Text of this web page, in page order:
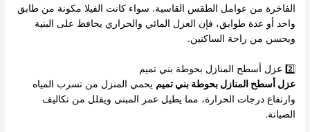
الفاخرة من عوامل الطقس القاسية. سواء كانت الفيلا مكونة من طابق
واحد أو عدة طوابق، فإن العزل المائي والحراري يحافظ على البنية
ويحسن من راحة الساكنين.
2️⃣ عزل أسطح المنازل بحوطة بني تميم
عزل أسطح المنازل بحوطة بني تميم يحمي المنزل من تسرب المياه
وارتفاع درجات الحرارة، مما يطيل عمر المبنى ويقلل من تكاليف
الصيانة.